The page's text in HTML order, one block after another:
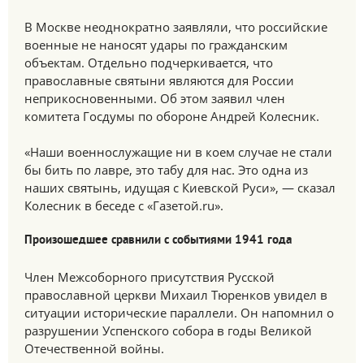
В Москве неоднократно заявляли, что российские
военные не наносят удары по гражданским
объектам. Отдельно подчеркивается, что
православные святыни являются для России
неприкосновенными. Об этом заявил член
комитета Госдумы по обороне Андрей Колесник.
«Наши военнослужащие ни в коем случае не стали
бы бить по лавре, это табу для нас. Это одна из
наших святынь, идущая с Киевской Руси», — сказал
Колесник в беседе с «Газетой.ru».
Произошедшее сравнили с событиями 1941 года
Член Межсоборного присутствия Русской
православной церкви Михаил Тюренков увидел в
ситуации исторические параллели. Он напомнил о
разрушении Успенского собора в годы Великой
Отечественной войны.